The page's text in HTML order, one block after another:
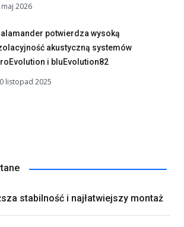
maj 2026
potwierdza wysoką
akustyczną systemów
i bluEvolution82
listopad 2025
stabilność i najłatwiejszy montaż